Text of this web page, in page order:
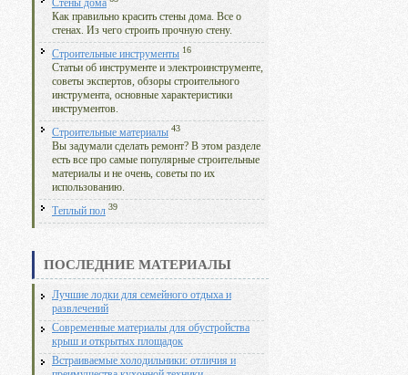
Стены дома
Как правильно красить стены дома. Все о
стенах. Из чего строить прочную стену.
Строительные инструменты 16
Статьи об инструменте и электроинструменте,
советы экспертов, обзоры строительного
инструмента, основные характеристики
инструментов.
Строительные материалы 43
Вы задумали сделать ремонт? В этом разделе
есть все про самые популярные строительные
материалы и не очень, советы по их
использованию.
Теплый пол 39
ПОСЛЕДНИЕ МАТЕРИАЛЫ
Лучшие лодки для семейного отдыха и
развлечений
Современные материалы для обустройства
крыш и открытых площадок
Встраиваемые холодильники: отличия и